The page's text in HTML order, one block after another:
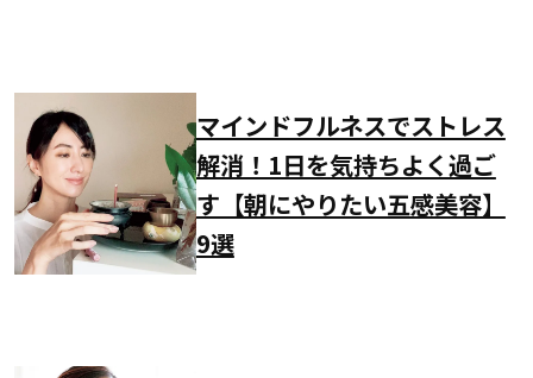
マインドフルネスでストレス
解消！1日を気持ちよく過ご
す【朝にやりたい五感美容】
9選